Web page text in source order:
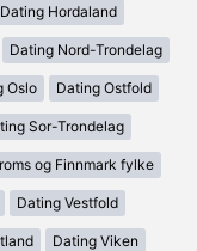
Dating Hordaland
Dating Nord-Trondelag
Oslo Dating Ostfold
Sor-Trondelag
og Finnmark fylke
Dating Vestfold
Dating Viken